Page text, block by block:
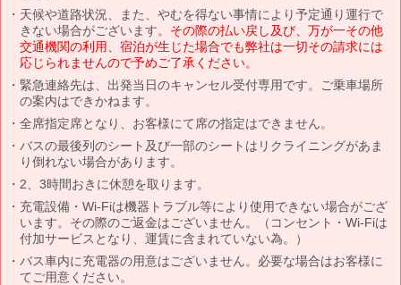
天候や道路状況、また、やむを得ない事情により予定通り運行で
きない場合がございます。 その際の払い戻し及び、万が一その他
交通機関の利用、宿泊が生じた場合でも弊社は一切その請求には
応じられませんので予めご了承ください。
緊急連絡先は、出発当日のキャンセル受付専用です。ご乗車場所
の案内はできかねます。
全席指定席となり、お客様にて席の指定はできません。
バスの最後列のシート及び一部のシートはリクライニングがあま
り倒れない場合があります。
2、3時間おきに休憩を取ります。
充電設備・Wi-Fiは機器トラブル等により使用できない場合がござ
います。その際のご返金はございません。（コンセント・Wi-Fiは
付加サービスとなり、運賃に含まれていない為。）
バス車内に充電器の用意はございません。必要な場合はお客様に
てご用意ください。